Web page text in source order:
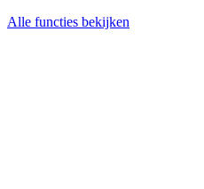
Alle functies bekijken